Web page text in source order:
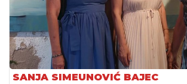
SANJA SIMEUNOVIĆ BAJEC